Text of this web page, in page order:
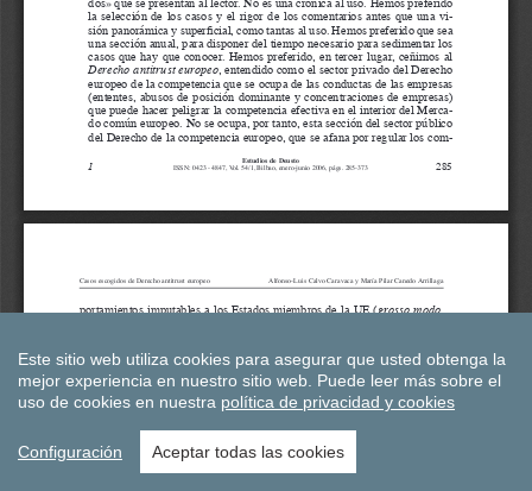
Este sitio web utiliza cookies para asegurar que usted obtenga la
mejor experiencia en nuestro sitio web. Puede leer más sobre el
uso de cookies en nuestra política de privacidad y cookies
Configuración Aceptar todas las cookies